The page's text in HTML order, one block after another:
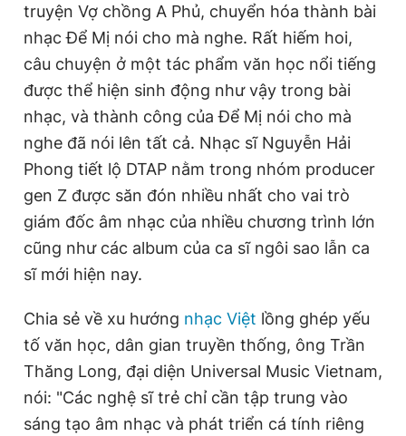
truyện Vợ chồng A Phủ, chuyển hóa thành bài
nhạc Để Mị nói cho mà nghe. Rất hiếm hoi,
câu chuyện ở một tác phẩm văn học nổi tiếng
được thể hiện sinh động như vậy trong bài
nhạc, và thành công của Để Mị nói cho mà
nghe đã nói lên tất cả. Nhạc sĩ Nguyễn Hải
Phong tiết lộ DTAP nằm trong nhóm producer
gen Z được săn đón nhiều nhất cho vai trò
giám đốc âm nhạc của nhiều chương trình lớn
cũng như các album của ca sĩ ngôi sao lẫn ca
sĩ mới hiện nay.
Chia sẻ về xu hướng nhạc Việt lồng ghép yếu
tố văn học, dân gian truyền thống, ông Trần
Thăng Long, đại diện Universal Music Vietnam,
nói: "Các nghệ sĩ trẻ chỉ cần tập trung vào
sáng tạo âm nhạc và phát triển cá tính riêng